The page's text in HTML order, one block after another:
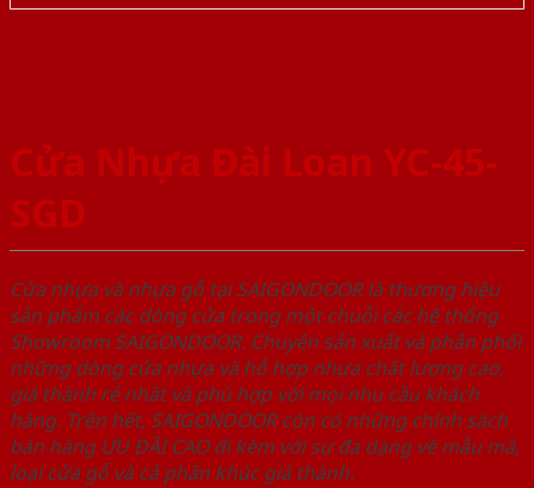
Cửa Nhựa Đài Loan YC-45-
SGD
Cửa nhựa và nhựa gỗ tại SAIGONDOOR là thương hiệu
sản phẩm các dòng cửa trong một chuỗi các hệ thống
Showroom SAIGONDOOR. Chuyên sản xuất và phân phối
những dòng cửa nhựa và hỗ hợp nhựa chất lượng cao,
giá thành rẻ nhất và phù hợp với mọi nhu cầu khách
hàng. Trên hết, SAIGONDOOR còn có những chính sách
bán hàng ƯU ĐÃI CAO đi kèm với sự đa dạng về mẫu mã,
loại cửa gỗ và cả phân khúc giá thành.